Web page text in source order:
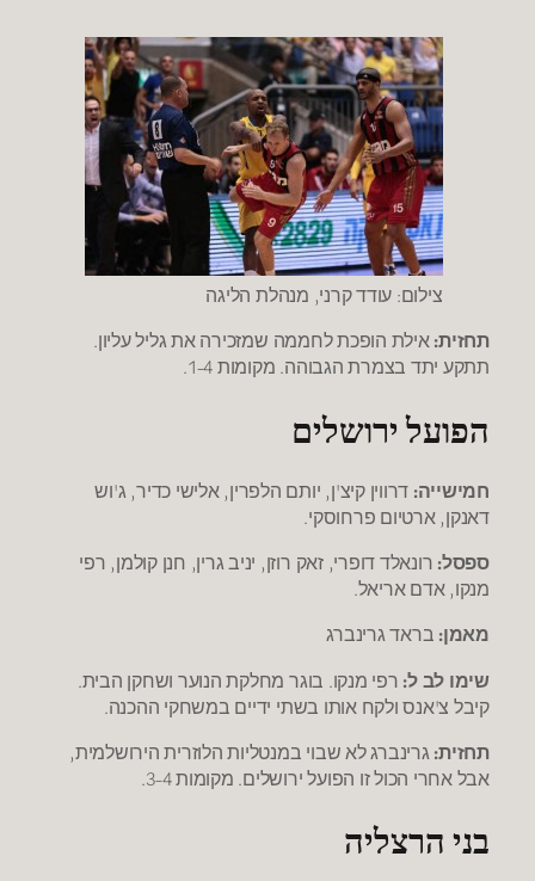
צילום: עודד קרני, מנהלת הליגה
תחזית:אילת הופכת לחממה שמזכירה את גליל עליון.
תתקע יתד בצמרת הגבוהה. מקומות 1-4.
הפועל ירושלים
חמישייה: דרווין קיצ'ן, יותם הלפרין, אלישי כדיר, ג'וש
דאנקן, ארטיום פרחוסקי.
ספסל: רונאלד דופרי, זאק רוזן, יניב גרין, חנן קולמן, רפי
מנקו, אדם אריאל.
מאמן: בראד גרינברג
שימו לב ל: רפי מנקו. בוגר מחלקת הנוער ושחקן הבית.
קיבל צ'אנס ולקח אותו בשתי ידיים במשחקי ההכנה.
תחזית:גרינברג לא שבוי במנטליות הלוזרית הירושלמית,
אבל אחרי הכול זו הפועל ירושלים. מקומות 3-4.
בני הרצליה